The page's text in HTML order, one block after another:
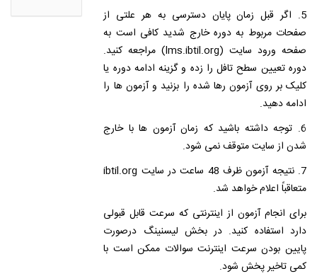
5. اگر قبل زمان پایان دسترسی به هر علتی از
صفحات مربوط به دوره خارج شدید کافی است به
صفحه ورود سایت (lms.ibtil.org) مراجعه کنید.
دوره تعیین سطح تافل را زده و گزینه ادامه دوره یا
کلیک بر روی آزمون رها شده را بزنید و آزمون ها را
ادامه دهید.
6. توجه داشته باشید که زمان آزمون ها با خارج
شدن از سایت متوقف نمی شود.
7. نتیجه آزمون ظرف 48 ساعت در سایت ibtil.org
متعاقباً اعلام خواهد شد.
برای انجام آزمون از اینترنتی که سرعت قابل قبولی
دارد استفاده کنید. در بخش لیسنینگ درصورت
پایین بودن سرعت اینترنت سوالات ممکن است با
کمی تاخیر پخش شود.